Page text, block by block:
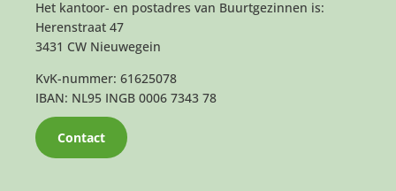
Het kantoor- en postadres van Buurtgezinnen is:
Herenstraat 47
3431 CW Nieuwegein
KvK-nummer: 61625078
IBAN: NL95 INGB 0006 7343 78
Contact